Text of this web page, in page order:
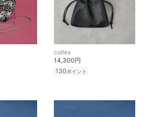
collex
14,300円
130ポイント